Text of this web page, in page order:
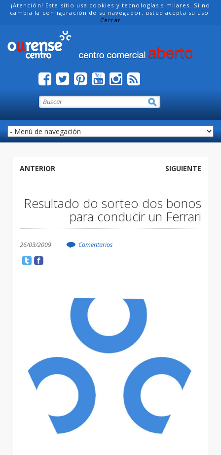
¡Atención! Este sitio usa cookies y tecnologías similares. Si no
cambia la configuración de su navegador, usted acepta su uso.
Cerrar
ANTERIOR SIGUIENTE
Resultado do sorteo dos bonos
para conducir un Ferrari
26/03/2009 Comentarios